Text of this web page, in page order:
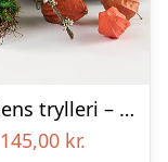
Floristens trylleri – gravpynt – Blomster til begravelse
145,00 kr.